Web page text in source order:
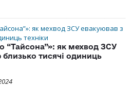
“Тайсона”»: як мехвод ЗСУ
тисячі одиниць